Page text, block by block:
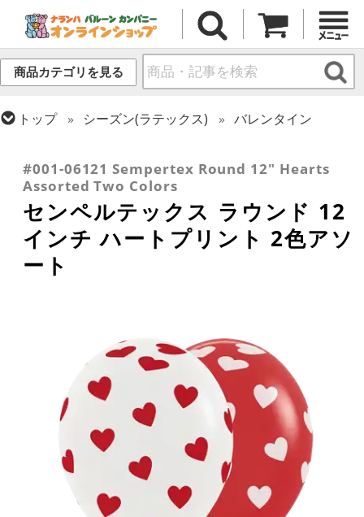
商品カテゴリを見る
トップ シーズン(ラテックス)
バレンタイン
#001-06121 Sempertex Round 12" Hearts
Assorted Two Colors
センペルテックス ラウンド 12
インチ ハートプリント 2色アソ
ート